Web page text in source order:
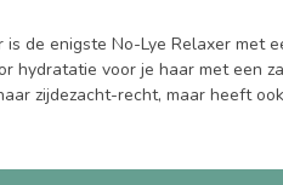
is de enigste No-Lye Relaxer met
hydratatie voor je haar met een
zijdezacht-recht, maar heeft